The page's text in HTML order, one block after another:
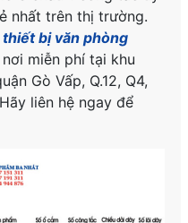
nhất trên thị trường.
thiết bị văn phòng
miễn phí tại khu
Gò Vấp, Q.12, Q4,
liên hệ ngay để